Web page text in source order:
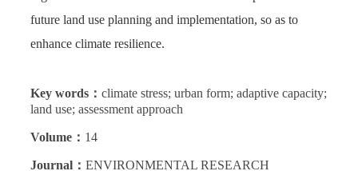
future land use planning and implementation, so as to
enhance climate resilience.
Key words： climate stress; urban form; adaptive capacity;
land use; assessment approach
Volume： 14
Journal： ENVIRONMENTAL RESEARCH